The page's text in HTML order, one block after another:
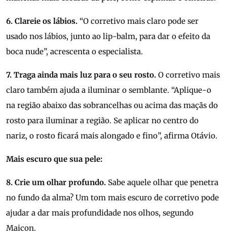
6. Clareie os lábios. “O corretivo mais claro pode ser
usado nos lábios, junto ao lip-balm, para dar o efeito da
boca nude”, acrescenta o especialista.
7. Traga ainda mais luz para o seu rosto. O corretivo mais
claro também ajuda a iluminar o semblante. “Aplique-o
na região abaixo das sobrancelhas ou acima das maçãs do
rosto para iluminar a região. Se aplicar no centro do
nariz, o rosto ficará mais alongado e fino”, afirma Otávio.
Mais escuro que sua pele:
8. Crie um olhar profundo. Sabe aquele olhar que penetra
no fundo da alma? Um tom mais escuro de corretivo pode
ajudar a dar mais profundidade nos olhos, segundo
Maicon.